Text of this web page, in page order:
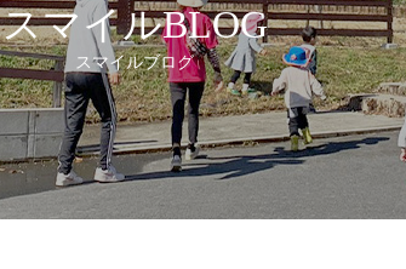
スマイルBLOG
スマイルブログ